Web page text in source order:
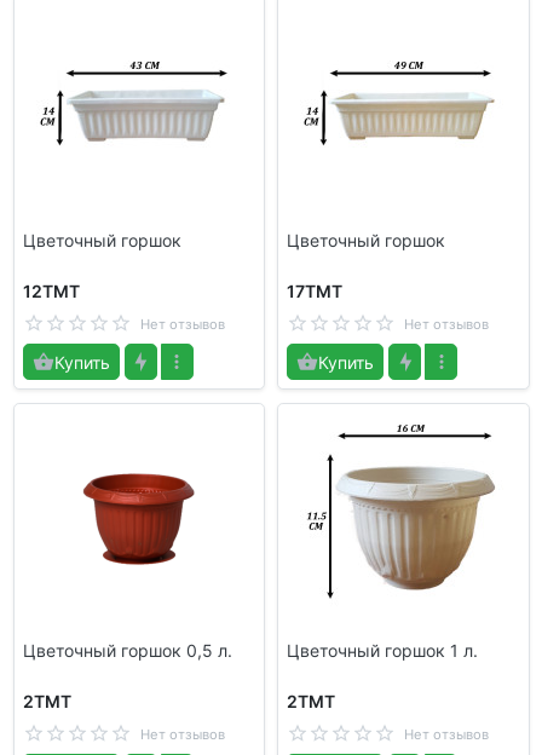
Цветочный горшок
12TMT
Нет отзывов
Купить
Цветочный горшок
17TMT
Нет отзывов
Купить
Цветочный горшок 0,5 л.
2TMT
Нет отзывов
Цветочный горшок 1 л.
2TMT
Нет отзывов